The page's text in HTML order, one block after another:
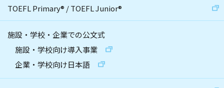
TOEFL Primary® /TOEFL Junior®
施設・学校・企業での公文式
施設・学校向け導入事業
企業・学校向け日本語